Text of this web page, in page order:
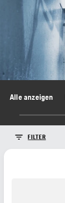
Alle anzeigen
FILTER